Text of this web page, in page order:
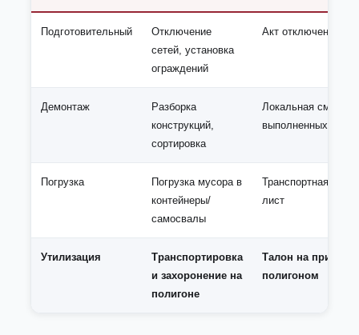
Подготовительный
Отключение
сетей, установка
ограждений
Акт отключения,
Демонтаж
Разборка
конструкций,
сортировка
Локальная смета,
выполненных
Погрузка
Погрузка мусора в
контейнеры/
самосвалы
Транспортная
лист
Утилизация
Транспортировка
и захоронение на
полигоне
Талон на прием
полигоном